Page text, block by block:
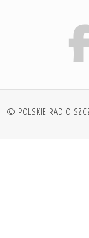
© POLSKIE RADIO